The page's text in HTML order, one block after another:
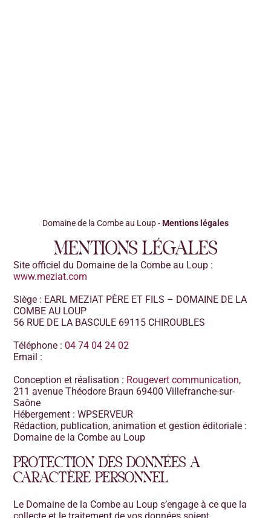
Domaine de la Combe au Loup-Mentions légales
MENTIONS LÉGALES
Site officiel du Domaine de la Combe au Loup :
www.meziat.com
Siège : EARL MEZIAT PÈRE ET FILS – DOMAINE DE LA
COMBE AU LOUP
56 RUE DE LA BASCULE 69115 CHIROUBLES
Téléphone : 04 74 04 24 02
Email :
Conception et réalisation : Rougevert communication,
211 avenue Théodore Braun 69400 Villefranche-sur-
Saône
Hébergement : WPSERVEUR
Rédaction, publication, animation et gestion éditoriale :
Domaine de la Combe au Loup
PROTECTION DES DONNÉES A
CARACTÈRE PERSONNEL
Le Domaine de la Combe au Loup s’engage à ce que la
collecte et le traitement de vos données soient